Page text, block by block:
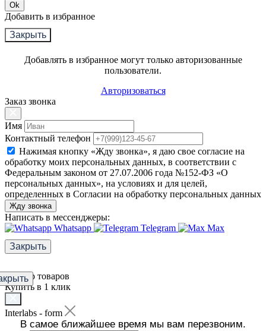
Ok
Добавить в избранное
Закрыть
Добавлять в избранное могут только авторизованные
пользователи.
Авторизоваться
Заказ звонка
Имя
Контактный телефон
Нажимая кнопку «Жду звонка», я даю свое согласие на
обработку моих персональных данных, в соответствии с
Федеральным законом от 27.07.2006 года №152-ФЗ «О
персональных данных», на условиях и для целей,
определенных в Согласии на обработку персональных данных
Жду звонка
Написать в мессенджеры:
Whatsapp
Telegram
Max
Закрыть
Фильтр товаров
Купить в 1 клик
Interlabs - form
В самое ближайшее время мы вам перезвоним.